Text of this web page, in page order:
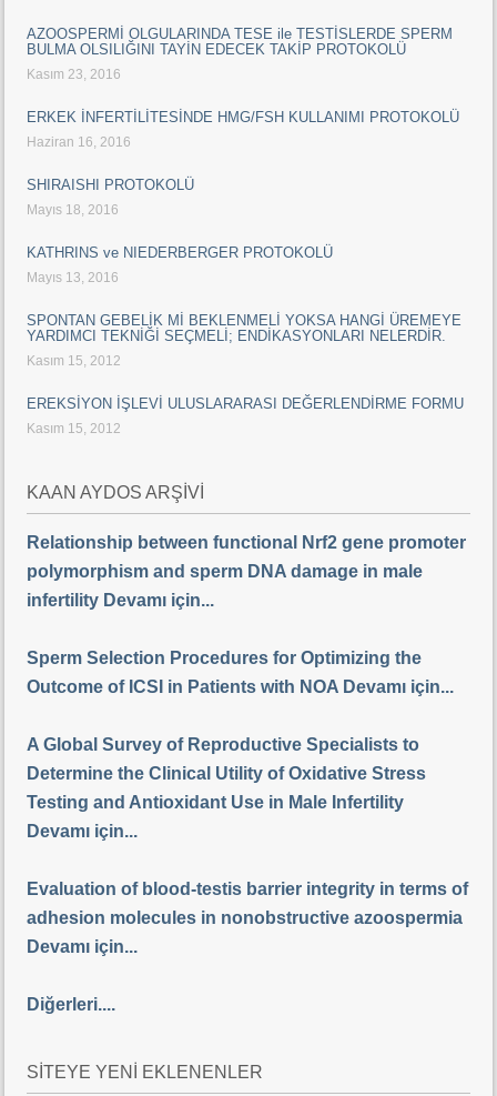
AZOOSPERMİ OLGULARINDA TESE ile TESTİSLERDE SPERM
BULMA OLSILIĞINI TAYİN EDECEK TAKİP PROTOKOLÜ
Kasım 23, 2016
ERKEK İNFERTİLİTESİNDE HMG/FSH KULLANIMI PROTOKOLÜ
Haziran 16, 2016
SHIRAISHI PROTOKOLÜ
Mayıs 18, 2016
KATHRINS ve NIEDERBERGER PROTOKOLÜ
Mayıs 13, 2016
SPONTAN GEBELİK Mİ BEKLENMELİ YOKSA HANGİ ÜREMEYE
YARDIMCI TEKNİĞİ SEÇMELİ; ENDİKASYONLARI NELERDİR.
Kasım 15, 2012
EREKSİYON İŞLEVİ ULUSLARARASI DEĞERLENDİRME FORMU
Kasım 15, 2012
KAAN AYDOS ARŞİVİ
Relationship between functional Nrf2 gene promoter
polymorphism and sperm DNA damage in male
infertility Devamı için...
Sperm Selection Procedures for Optimizing the
Outcome of ICSI in Patients with NOA Devamı için...
A Global Survey of Reproductive Specialists to
Determine the Clinical Utility of Oxidative Stress
Testing and Antioxidant Use in Male Infertility
Devamı için...
Evaluation of blood-testis barrier integrity in terms of
adhesion molecules in nonobstructive azoospermia
Devamı için...
Diğerleri....
SİTEYE YENİ EKLENENLER